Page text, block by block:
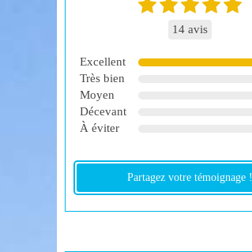
14 avis
Excellent
Très bien
Moyen
Décevant
À éviter
Partagez votre témoignage !